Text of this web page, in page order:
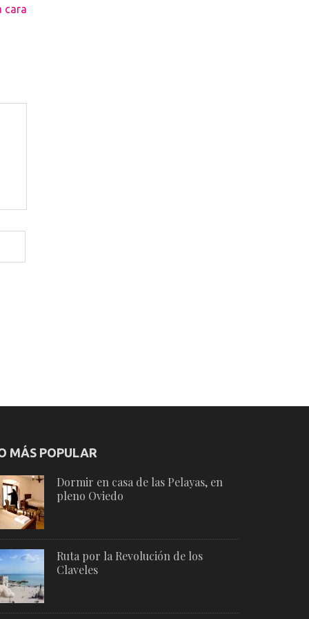
cara
MÁS POPULAR
Dormir en casa de las Pelayas, en
pleno Oviedo
Ruta por la Revolución de los
Claveles